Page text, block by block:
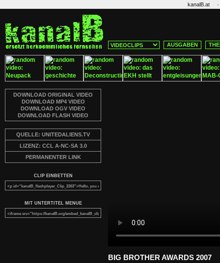
kanalB.at ·
AUSGABEN
DOWNLOAD ORIGINAL VIDEO
DOWNLOAD MP4 VIDEO
DOWNLOAD OGV VIDEO
DOWNLOAD FLASH VIDEO
QUELLE: UNITEDALIENS.TV
LIZENZ: CCL A-NC-SA 3.0
PERMANENTER LINK
CLIP EINBETTEN
MIT UNTERTITEL MENUE
BIG BROTHER AWARDS 2007